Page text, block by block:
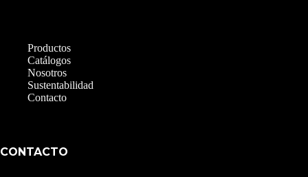
Productos
Catálogos
Nosotros
Sustentabilidad
Contacto
CONTACTO